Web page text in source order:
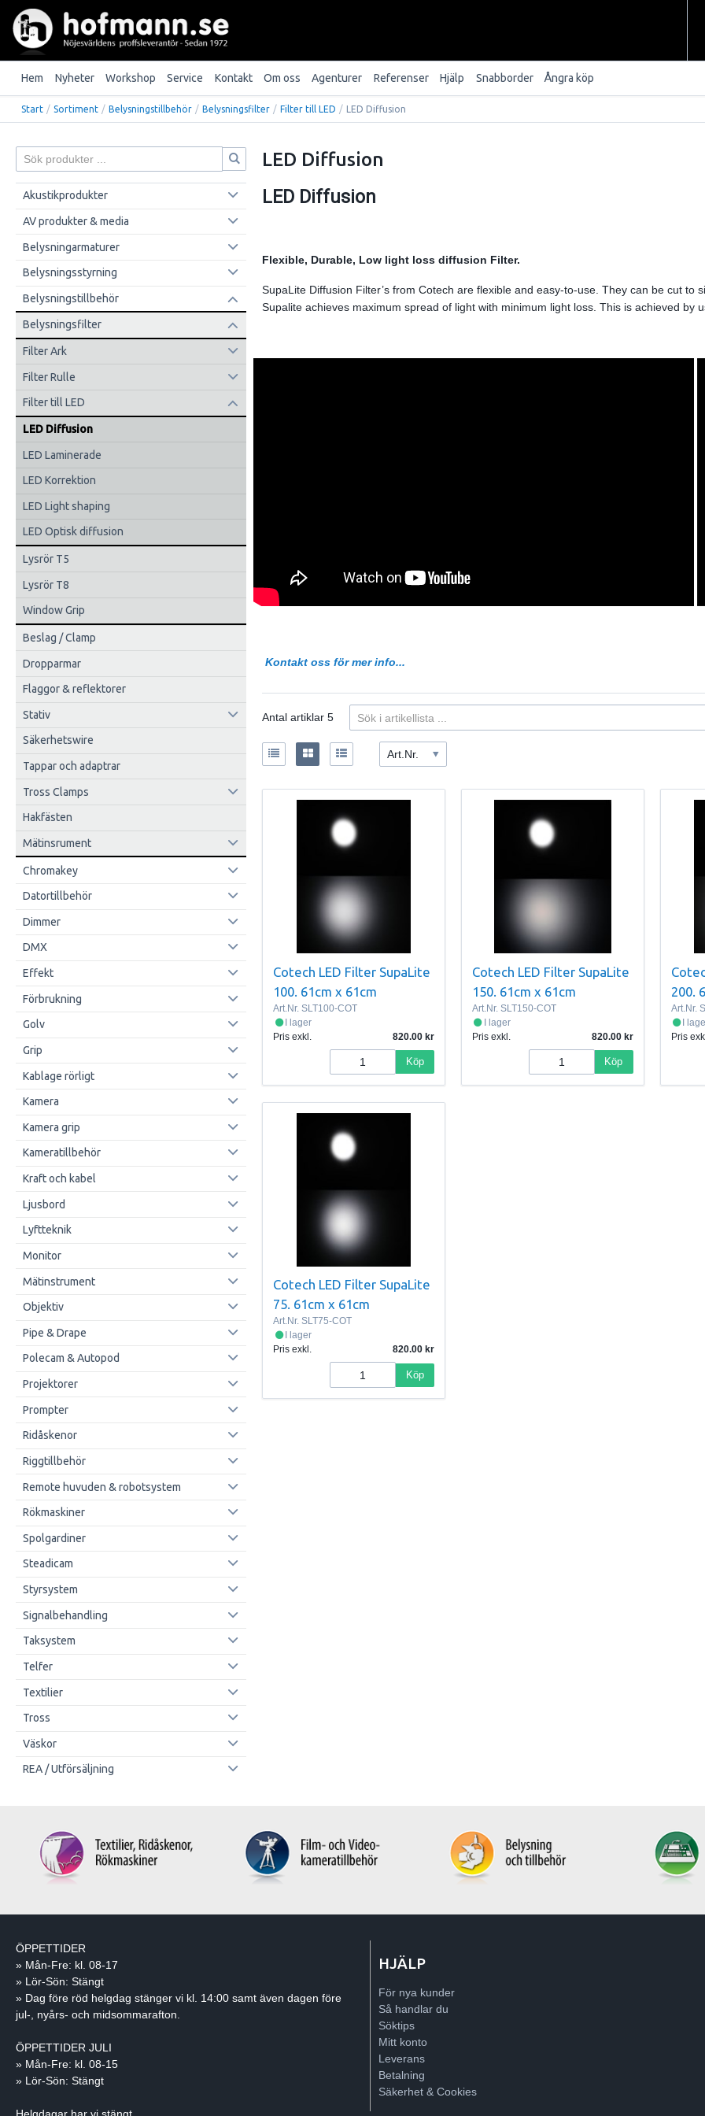
Hem Nyheter Workshop Service Kontakt Om oss Agenturer Referenser Hjälp Snabborder Ångra köp
Start / Sortiment / Belysningstillbehör / Belysningsfilter / Filter till LED / LED Diffusion
Akustikprodukter
AV produkter & media
Belysningarmaturer
Belysningsstyrning
Belysningstillbehör
Belysningsfilter
Filter Ark
Filter Rulle
Filter till LED
LED Diffusion
LED Laminerade
LED Korrektion
LED Light shaping
LED Optisk diffusion
Lysrör T5
Lysrör T8
Window Grip
Beslag / Clamp
Dropparmar
Flaggor & reflektorer
Stativ
Säkerhetswire
Tappar och adaptrar
Tross Clamps
Hakfästen
Mätinsrument
Chromakey
Datortillbehör
Dimmer
DMX
Effekt
Förbrukning
Golv
Grip
Kablage rörligt
Kamera
Kamera grip
Kameratillbehör
Kraft och kabel
Ljusbord
Lyftteknik
Monitor
Mätinstrument
Objektiv
Pipe & Drape
Polecam & Autopod
Projektorer
Prompter
Ridåskenor
Riggtillbehör
Remote huvuden & robotsystem
Rökmaskiner
Spolgardiner
Steadicam
Styrsystem
Signalbehandling
Taksystem
Telfer
Textilier
Tross
Väskor
REA / Utförsäljning
LED Diffusion
LED Diffusion
Flexible, Durable, Low light loss diffusion Filter.
SupaLite Diffusion Filter’s from Cotech are flexible and easy-to-use. They can be cut to
Supalite achieves maximum spread of light with minimum light loss. This is achieved by
Kontakt oss för mer info...
Antal artiklar5
Art.Nr.
Cotech LED Filter SupaLite
100. 61cm x 61cm
Art.Nr.SLT100-COT
I lager
Pris exkl.
820.00
Köp
Cotech LED Filter SupaLite
150. 61cm x 61cm
Art.Nr. SLT150-COT
I lager
Pris exkl.
820.00
Köp
200.
Art.Nr.
I
Pris
Cotech LED Filter SupaLite
75. 61cm x 61cm
Art.Nr.SLT75-COT
I lager
Pris exkl.
820.00
Köp
ÖPPETTIDER
» Mån-Fre: kl. 08-17
» Lör-Sön: Stängt
» Dag före röd helgdag stänger vi kl. 14:00 samt även dagen före
jul-, nyårs- och midsommarafton.
ÖPPETTIDER JULI
» Mån-Fre: kl. 08-15
» Lör-Sön: Stängt
Helgdagar har vi stängt.
HJÄLP
För nya kunder
Så handlar du
Söktips
Mitt konto
Leverans
Betalning
Säkerhet & Cookies